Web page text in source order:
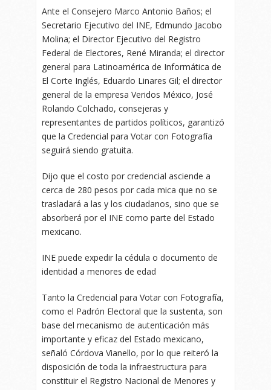
Ante el Consejero Marco Antonio Baños; el
Secretario Ejecutivo del INE, Edmundo Jacobo
Molina; el Director Ejecutivo del Registro
Federal de Electores, René Miranda; el director
general para Latinoamérica de Informática de
El Corte Inglés, Eduardo Linares Gil; el director
general de la empresa Veridos México, José
Rolando Colchado, consejeras y
representantes de partidos políticos, garantizó
que la Credencial para Votar con Fotografía
seguirá siendo gratuita.
Dijo que el costo por credencial asciende a
cerca de 280 pesos por cada mica que no se
trasladará a las y los ciudadanos, sino que se
absorberá por el INE como parte del Estado
mexicano.
INE puede expedir la cédula o documento de
identidad a menores de edad
Tanto la Credencial para Votar con Fotografía,
como el Padrón Electoral que la sustenta, son
base del mecanismo de autenticación más
importante y eficaz del Estado mexicano,
señaló Córdova Vianello, por lo que reiteró la
disposición de toda la infraestructura para
constituir el Registro Nacional de Menores y